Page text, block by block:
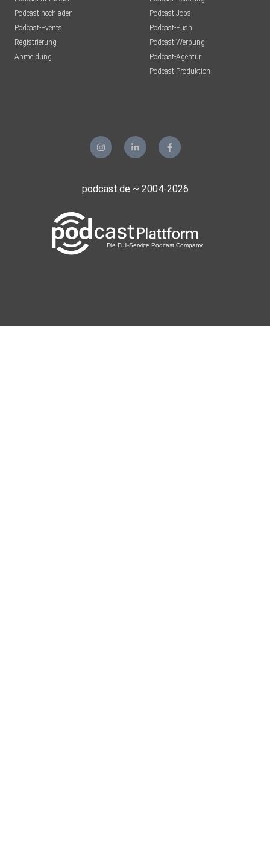
Podcast hochladen
Podcast-Events
Registrierung
Anmeldung
Podcast-Jobs
Podcast-Push
Podcast-Werbung
Podcast-Agentur
Podcast-Produktion
podcast.de ~ 2004-2026